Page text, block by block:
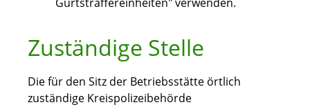
Zuständige Stelle
Die für den Sitz der Betriebsstätte örtlich
zuständige Kreispolizeibehörde